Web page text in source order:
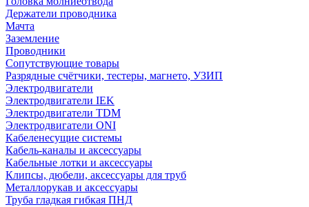
Держатели проводника
Мачта
Заземление
Проводники
Сопутствующие товары
Разрядные счётчики, тестеры, магнето, УЗИП
Электродвигатели
Электродвигатели IEK
Электродвигатели TDM
Электродвигатели ONI
Кабеленесущие системы
Кабель-каналы и аксессуары
Кабельные лотки и аксессуары
Клипсы, дюбели, аксессуары для труб
Металлорукав и аксессуары
Труба гладкая гибкая ПНД